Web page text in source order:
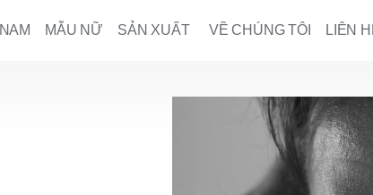
MẪU NỮ SẢN XUẤT VỀ CHÚNG TÔI LIÊN